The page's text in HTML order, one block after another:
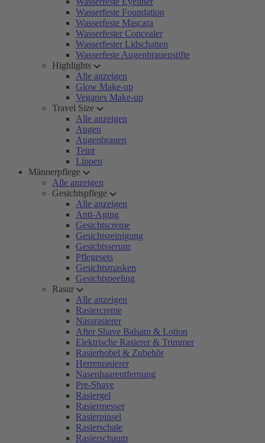
Wasserfeste Foundation
Wasserfeste Mascara
Wasserfester Concealer
Wasserfester Lidschatten
Wasserfeste Augenbrauenstifte
Highlights
Alle anzeigen
Glow Make-up
Veganes Make-up
Travel Size
Alle anzeigen
Augen
Augenbrauen
Teint
Lippen
Männerpflege
Alle anzeigen
Gesichtspflege
Alle anzeigen
Anti-Aging
Gesichtscreme
Gesichtsreinigung
Gesichtsserum
Pflegesets
Gesichtsmasken
Gesichtspeeling
Rasur
Alle anzeigen
Rasiercreme
Nassrasierer
After Shave Balsam & Lotion
Elektrische Rasierer & Trimmer
Rasierhobel & Zubehör
Herrenrasierer
Nasenhaarentfernung
Pre-Shave
Rasiergel
Rasiermesser
Rasierpinsel
Rasierschale
Rasierschaum